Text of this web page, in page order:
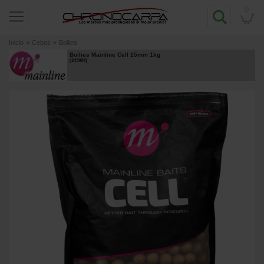
Inicio » Cebos » Boilies
Boilies Mainline Cell 15mm 1kg
[243989]